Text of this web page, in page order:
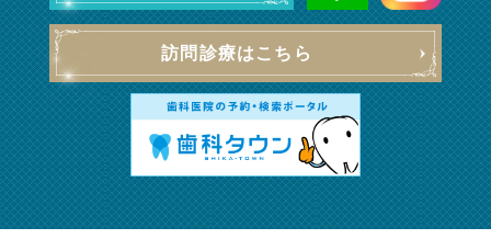
訪問診療はこちら